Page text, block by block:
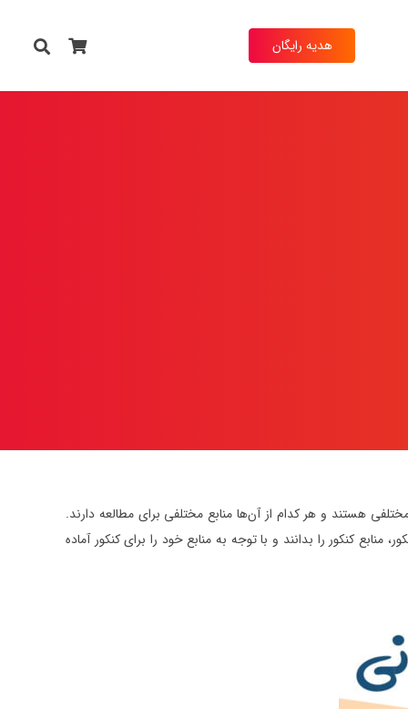
هدیه رایگان
عمومی و تخصصی دارای ضریب مختلفی هستند و هر کدام از آن‌ها منابع مختلفی برای مطالعه دارند.
منابع کنکور را بدانند و با توجه به منابع خود را برای کنکور آماده